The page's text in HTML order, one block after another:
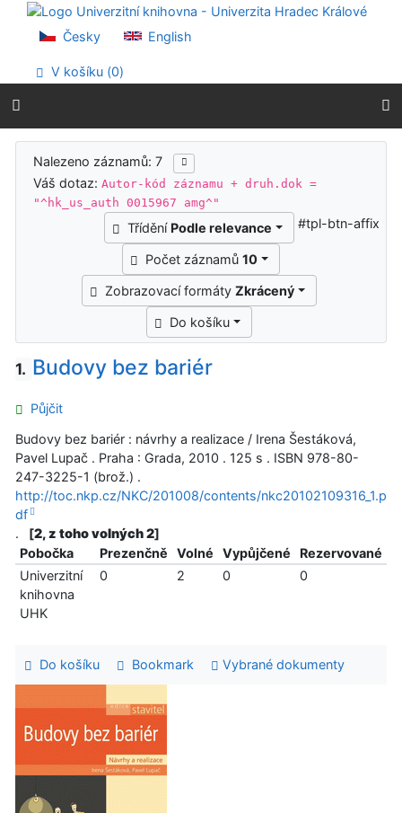
Přejít na obsah
Přejít na menu
Prohlášení o webové přístupnosti
Česky English
V košíku (0)
Výsledky vyhledávání
Nalezeno záznamů: 7
Váš dotaz:Autor-kód záznamu + druh.dok =
"^hk_us_auth 0015967 amg^"
Třídění Podle relevance
Počet záznamů 10
Zobrazovací formáty Zkrácený
Do košíku
#tpl-btn-affix
1. Budovy bez bariér
Půjčit
Budovy bez bariér : návrhy a realizace / Irena Šestáková,
Pavel Lupač . Praha : Grada, 2010 . 125 s . ISBN 978-80-
247-3225-1 (brož.) .
http://toc.nkp.cz/NKC/201008/contents/nkc20102109316_1.p
df
.
[2, z toho volných 2]
Pobočka
Prezenčně Volné Vypůjčené
Rezervované
Univerzitní
knihovna
UHK
0 2 0 0
Do košíku Bookmark Vybrané dokumenty